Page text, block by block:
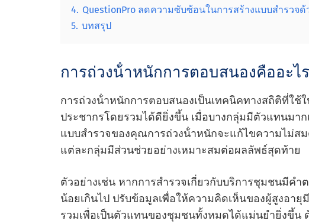
4. QuestionPro ลดความซับซ้อนในการสร้างแบบสํารวจ
5. บทสรุป
การถ่วงน้ําหนักการตอบสนองคืออะไ
การถ่วงน้ําหนักการตอบสนองเป็นเทคนิคทางสถิติที่ใช้
ประชากรโดยรวมได้ดียิ่งขึ้น เมื่อบางกลุ่มมีตัวแทนมา
แบบสํารวจของคุณการถ่วงน้ําหนักจะแก้ไขความไม่ส
แต่ละกลุ่มมีส่วนช่วยอย่างเหมาะสมต่อผลลัพธ์สุดท้าย
ตัวอย่างเช่น หากการสํารวจเกี่ยวกับบริการชุมชนมีคํ
น้อยเกินไป ปรับข้อมูลเพื่อให้ความคิดเห็นของผู้สูงอา
รวมเพื่อเป็นตัวแทนของชุมชนทั้งหมดได้แม่นยํายิ่งขึ้น